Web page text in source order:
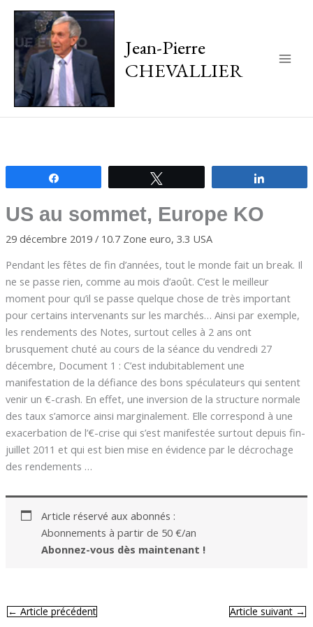
Jean-Pierre
CHEVALLIER
US au sommet, Europe KO
29 décembre 2019 / 10.7 Zone euro, 3.3 USA
Pendant les fêtes de fin d’années, tout le monde fait un break. Il
ne se passe rien, comme au mois d’août. C’est le meilleur
moment pour qu’il se passe quelque chose de très important
pour certains intervenants sur les marchés… Ainsi par exemple,
les rendements des Notes, surtout celles à 2 ans ont
brusquement chuté au cours de la séance du vendredi 27
décembre, Document 1 : C’est indubitablement une
manifestation de la défiance des bons spéculateurs qui sentent
venir un €-crash. En effet, une inversion de la structure normale
des taux s’amorce ainsi marginalement. Elle correspond à une
exacerbation de l’€-crise qui s’est manifestée surtout depuis fin-
juillet 2011 et qui est bien mise en évidence par le décrochage
des rendements …
Article réservé aux abonnés :
Abonnements à partir de 50 €/an
Abonnez-vous dès maintenant !
←Article précédent Article suivant→